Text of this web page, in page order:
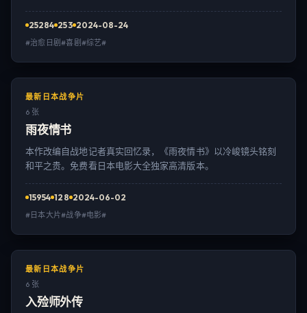
25284 253 2024-08-24
#治愈日剧#喜剧#综艺#
最新日本战争片
6 张
雨夜情书
本作改编自战地记者真实回忆录，《雨夜情书》以冷峻镜头铭刻
和平之贵。免费看日本电影大全独家高清版本。
15954 128 2024-06-02
#日本大片#战争#电影#
最新日本战争片
6 张
入殓师外传